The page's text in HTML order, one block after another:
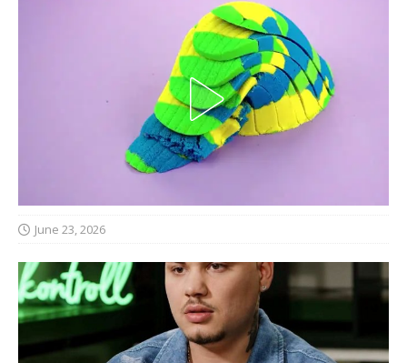
June 23, 2026